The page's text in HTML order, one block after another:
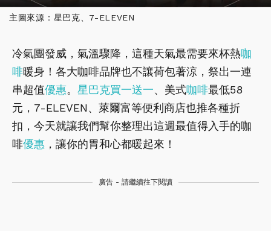
主圖來源：星巴克、7-ELEVEN
冷氣團發威，氣溫驟降，這種天氣最需要來杯熱咖
啡暖身！各大咖啡品牌也不讓荷包著涼，祭出一連
串超值優惠。 星巴克買一送一、美式咖啡最低58
元，7-ELEVEN、萊爾富等便利商店也推各種折
扣，今天就讓我們幫你整理出這週最值得入手的咖
啡優惠 ，讓你的胃和心都暖起來！
廣告 - 請繼續往下閱讀